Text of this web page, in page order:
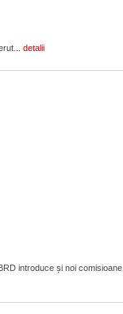
detalii
introduce și noi comisioane,